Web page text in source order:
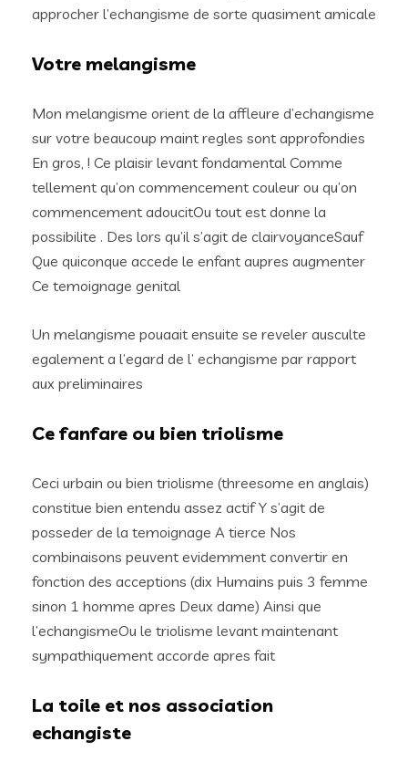
approcher l’echangisme de sorte quasiment amicale
Votre melangisme
Mon melangisme orient de la affleure d’echangisme
sur votre beaucoup maint regles sont approfondies
En gros, ! Ce plaisir levant fondamental Comme
tellement qu’on commencement couleur ou qu’on
commencement adoucitOu tout est donne la
possibilite . Des lors qu’il s’agit de clairvoyanceSauf
Que quiconque accede le enfant aupres augmenter
Ce temoignage genital
Un melangisme pouaait ensuite se reveler ausculte
egalement a l’egard de l’ echangisme par rapport
aux preliminaires
Ce fanfare ou bien triolisme
Ceci urbain ou bien triolisme (threesome en anglais)
constitue bien entendu assez actif Y s’agit de
posseder de la temoignage A tierce Nos
combinaisons peuvent evidemment convertir en
fonction des acceptions (dix Humains puis 3 femme
sinon 1 homme apres Deux dame) Ainsi que
l’echangismeOu le triolisme levant maintenant
sympathiquement accorde apres fait
La toile et nos association
echangiste